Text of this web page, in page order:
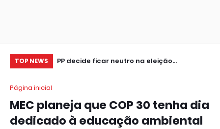
TOP NEWS
de seguros,
PP decide ficar neutro na eleição
Página inicial
MEC planeja que COP 30 tenha dia
dedicado à educação ambiental